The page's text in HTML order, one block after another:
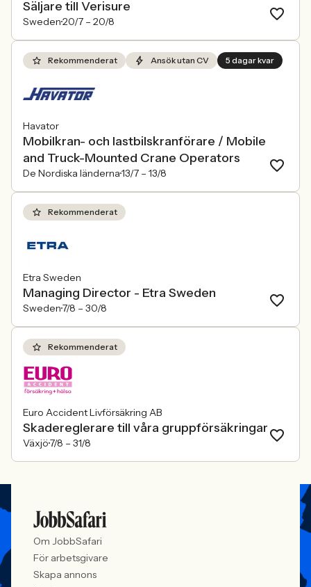
Säljare till Verisure
Sweden20/7 – 20/8
Rekommenderat Ansök utan CV 5 dagar kvar
Havator
Mobilkran- och lastbilskranförare / Mobile
and Truck-Mounted Crane Operators
De Nordiska länderna13/7 – 13/8
Rekommenderat
Etra Sweden
Managing Director - Etra Sweden
Sweden7/8 – 30/8
Rekommenderat
Euro Accident Livförsäkring AB
Skadereglerare till våra gruppförsäkringar
Växjö7/8 – 31/8
Om JobbSafari
För arbetsgivare
Skapa annons